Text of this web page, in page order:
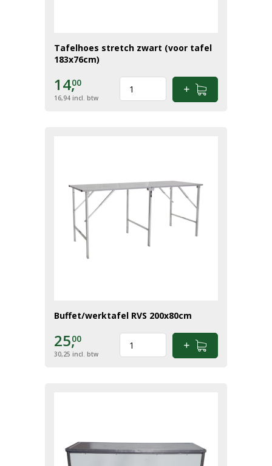
Tafelhoes stretch zwart (voor tafel
183x76cm)
14,00
16,94 incl. btw
Buffet/werktafel RVS 200x80cm
25,00
30,25 incl. btw